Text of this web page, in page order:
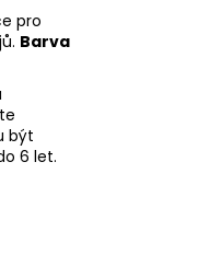
pro
Barva
být
6 let.